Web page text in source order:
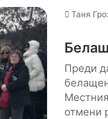
Таня
Преди
отмени